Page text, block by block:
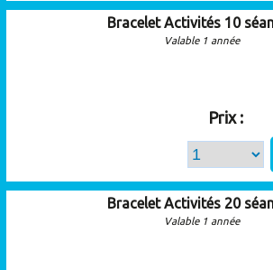
Bracelet Activités 10
Valable 1 année
Prix :
Bracelet Activités 20
Valable 1 année